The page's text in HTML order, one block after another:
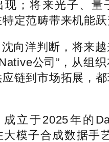
现；将来光子、量
定范畴带来机能跃
洋判断，将来越
公司”，从组
链到市场拓展，
于2025年的
大模子合成数据手